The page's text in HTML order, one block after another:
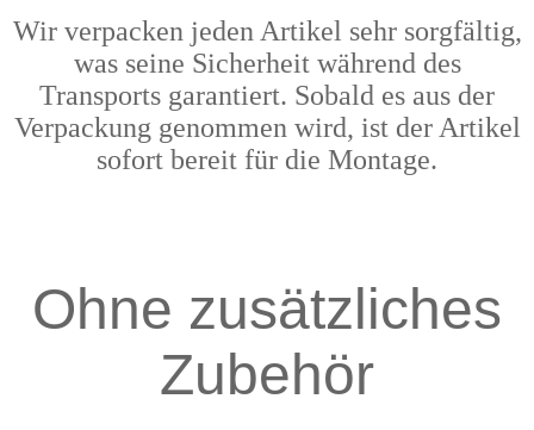
Wir verpacken jeden Artikel sehr sorgfältig,
was seine Sicherheit während des
Transports garantiert. Sobald es aus der
Verpackung genommen wird, ist der Artikel
sofort bereit für die Montage.
Ohne zusätzliches
Zubehör